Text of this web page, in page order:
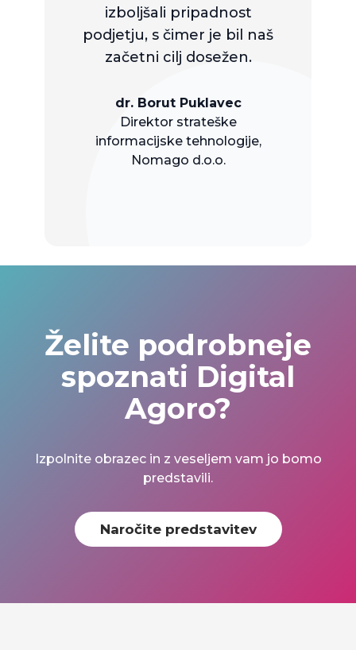
izboljšali pripadnost
podjetju, s čimer je bil naš
začetni cilj dosežen.
dr. Borut Puklavec
Direktor strateške
informacijske tehnologije,
Nomago d.o.o.
Želite podrobneje
spoznati Digital
Agoro?
Izpolnite obrazec in z veseljem vam jo bomo
predstavili.
Naročite predstavitev